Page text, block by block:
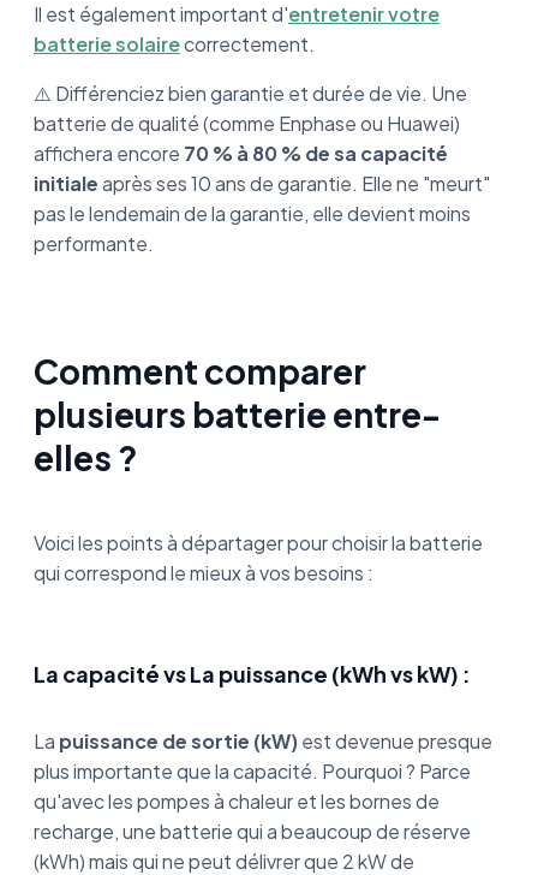
Il est également important d'entretenir votre
batterie solairecorrectement.
⚠️ Différenciez bien garantie et durée de vie. Une
batterie de qualité (comme Enphase ou Huawei)
affichera encore 70 % à 80 % de sa capacité
initialeaprès ses 10 ans de garantie. Elle ne "meurt"
pas le lendemain de la garantie, elle devient moins
performante.
Comment comparer
plusieurs batterie entre-
elles ?
Voici les points à départager pour choisir la batterie
qui correspond le mieux à vos besoins :
La capacité vs La puissance (kWh vs kW) :
La puissance de sortie (kW)est devenue presque
plus importante que la capacité. Pourquoi ? Parce
qu'avec les pompes à chaleur et les bornes de
recharge, une batterie qui a beaucoup de réserve
(kWh) mais qui ne peut délivrer que 2 kW de